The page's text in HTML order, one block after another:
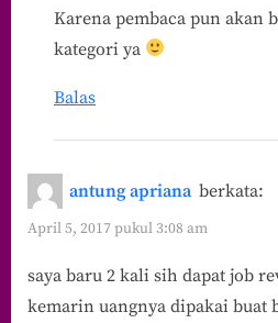
Karena pembaca pun akan
kategori ya
Balas
antung apriana berkata:
April 5, 2017 pukul 3:08 am
saya baru 2 kali sih dapat job
kemarin uangnya dipakai buat